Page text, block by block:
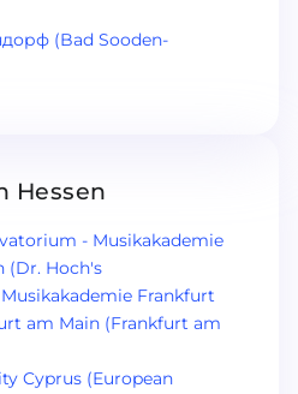
(Bad Sooden-
Hessen
- Musikakademie
(Dr. Hoch's
Frankfurt
am Main (Frankfurt am
Cyprus (European